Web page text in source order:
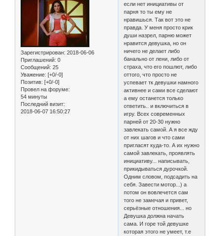
Зарегистрирован: 2018-06-06
Приглашений: 0
Сообщений: 25
Уважение: [+0/-0]
Позитив: [+0/-0]
Провел на форуме:
54 минуты
Последний визит:
2018-06-07 16:50:27
если нет инициативы от
парня то ты ему не
нравишься. Так вот это не
правда. У меня просто крик
души назрел, парню может
нравится девушка, но он
ничего не делает либо
банально от лени, либо от
страха, что его пошлют, либо
оттого, что просто не
успевает тк девушки намного
активнее и сами все сделают
а ему останется только
ответить.. и включиться в
игру. Всех современных
парней от 20-30 нужно
завлекать самой. А я все жду
от них шагов и что сами
пригласят куда-то. А их нужно
самой завлекать, проявлять
инициативу... написывать,
прикидываться дурочкой.
Одним словом, подсадить на
себя. Завести мотор...) а
потом он вовлечется сам
того не замечая и привет,
серьёзные отношения... но
Девушка должна начать
сама. И горе той девушке
которая этого не умеет, т.е